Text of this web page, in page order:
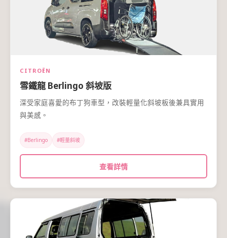
CITROËN
雪鐵龍 Berlingo 斜坡版
深受家庭喜愛的布丁狗車型，改裝輕量化斜坡板後兼具實用
與美感。
#Berlingo #輕量斜坡
查看詳情